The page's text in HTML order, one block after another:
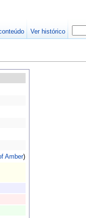
Amber)
Ver histórico